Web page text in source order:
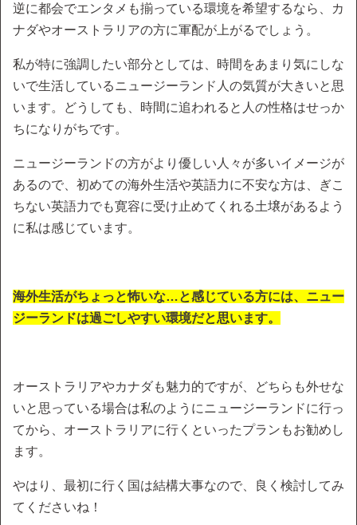
逆に都会でエンタメも揃っている環境を希望するなら、カ
ナダやオーストラリアの方に軍配が上がるでしょう。
私が特に強調したい部分としては、時間をあまり気にしな
いで生活しているニュージーランド人の気質が大きいと思
います。どうしても、時間に追われると人の性格はせっか
ちになりがちです。
ニュージーランドの方がより優しい人々が多いイメージが
あるので、初めての海外生活や英語力に不安な方は、ぎこ
ちない英語力でも寛容に受け止めてくれる土壌があるよう
に私は感じています。
海外生活がちょっと怖いな…と感じている方には、ニュー
ジーランドは過ごしやすい環境だと思います。
オーストラリアやカナダも魅力的ですが、どちらも外せな
いと思っている場合は私のようにニュージーランドに行っ
てから、オーストラリアに行くといったプランもお勧めし
ます。
やはり、最初に行く国は結構大事なので、良く検討してみ
てくださいね！